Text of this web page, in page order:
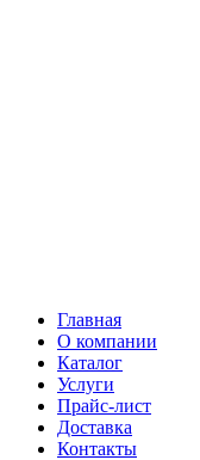
Главная
О компании
Каталог
Услуги
Прайс-лист
Доставка
Контакты